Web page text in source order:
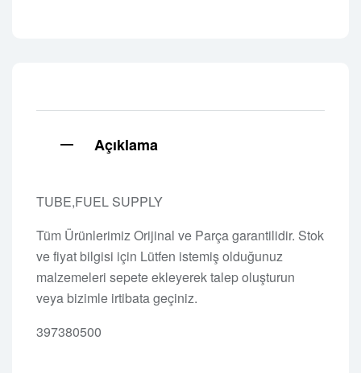
Açıklama
TUBE,FUEL SUPPLY
Tüm Ürünlerimiz Orijinal ve Parça garantilidir. Stok
ve fiyat bilgisi için Lütfen istemiş olduğunuz
malzemeleri sepete ekleyerek talep oluşturun
veya bizimle irtibata geçiniz.
397380500